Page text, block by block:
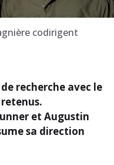
codirigent
recherche avec le
et Augustin
sa direction